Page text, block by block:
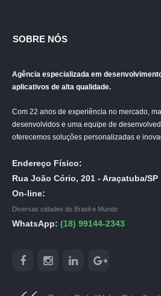
SOBRE NÓS
Agência especializada em
aplicativos de alta qualidade.
Com 22 anos de experiência no mercado,
desenvolvidos e uma equipe de
oferecemos soluções personalizadas e
Endereço Físico:
Rua João Cório, 201 - Araçatuba/SP
On-line:
Diversas cidades do Brasil e Mundo
WhatsApp: (18) 99144-2343